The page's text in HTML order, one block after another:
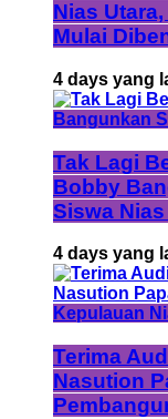
Nias
Mulai
4 days yang
Tak Lagi
Bobby
Siswa
4 days yang
Terima
Nasution